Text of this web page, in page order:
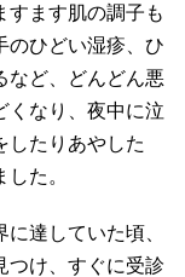
すます肌の調子も
のひどい湿疹、ひ
など、どんどん悪
くなり、夜中に泣
したりあやした
た。
達していた頃、
つけ、すぐに受診